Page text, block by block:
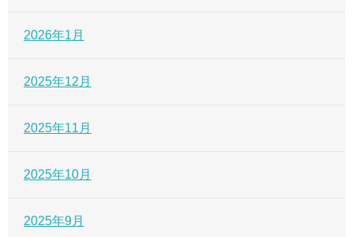
2026年1月
2025年12月
2025年11月
2025年10月
2025年9月